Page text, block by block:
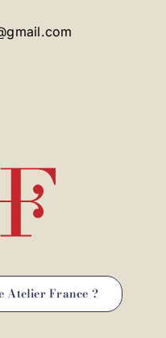
Atelier France ?